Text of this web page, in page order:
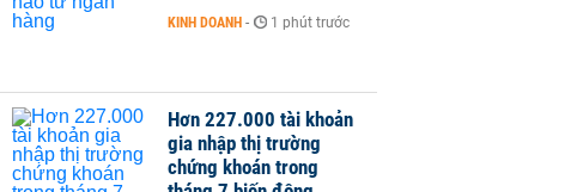
KINH DOANH - 1 phút trước
Hơn 227.000 tài khoản
gia nhập thị trường
chứng khoán trong